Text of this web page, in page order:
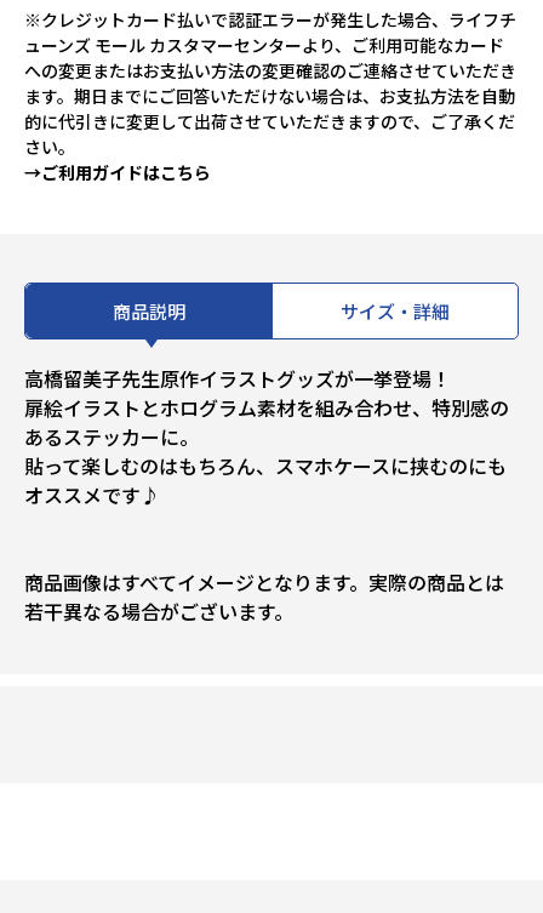
※クレジットカード払いで認証エラーが発生した場合、ライフチ
ューンズ モール カスタマーセンターより、ご利用可能なカード
への変更またはお支払い方法の変更確認のご連絡させていただき
ます。期日までにご回答いただけない場合は、お支払方法を自動
的に代引きに変更して出荷させていただきますので、ご了承くだ
さい。
→ご利用ガイドはこちら
商品説明 サイズ・詳細
高橋留美子先生原作イラストグッズが一挙登場！
扉絵イラストとホログラム素材を組み合わせ、特別感の
あるステッカーに。
貼って楽しむのはもちろん、スマホケースに挟むのにも
オススメです♪
商品画像はすべてイメージとなります。実際の商品とは
若干異なる場合がございます。